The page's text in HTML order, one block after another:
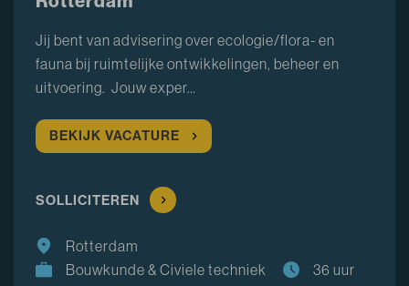
Jij bent van advisering over ecologie/flora- en
fauna bij ruimtelijke ontwikkelingen, beheer en
uitvoering. Jouw exper…
BEKIJK VACATURE
SOLLICITEREN
Rotterdam
Bouwkunde & Civiele techniek
36 uur